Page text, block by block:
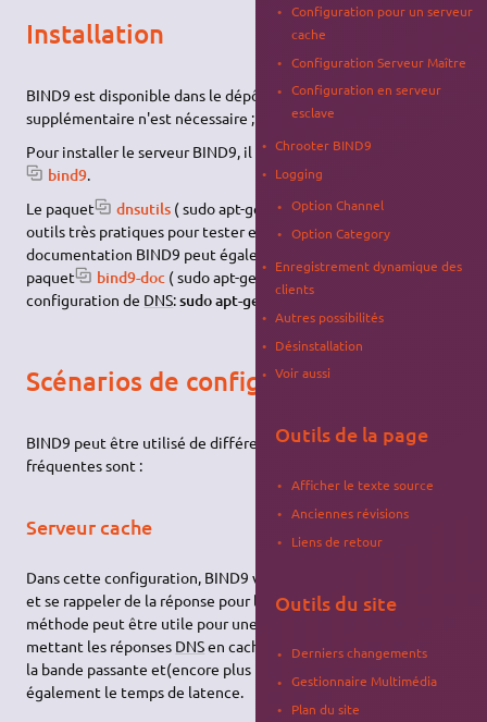
Installation
BIND9 est disponible dans le dépôt principal. Aucun dépôt
supplémentaire n'est nécessaire ;
Pour installer le serveur BIND9, il suffit d'installer le paquet
bind9.
Le paquet
dnsutils( sudo apt-get install dnsutils ) fournit des
outils très pratiques pour tester et débugger le service
documentation BIND9 peut également être trouvée dans le
paquet
bind9-doc ( sudo apt-get install bind9-doc ).
configuration de DNS:sudo apt-get install bind9
Scénarios de configuration
BIND9 peut être utilisé de différente façons , les plus
fréquentes sont :
Serveur cache
Dans cette configuration, BIND9 va effectuer les requêtes
et se rappeler de la réponse pour la prochaine requête. Cette
méthode peut être utile pour une connexion internet lente. En
mettant les réponses DNSen cache, on diminue l'utilisation de
la bande passante et(encore plus important) on réduit
également le temps de latence.
Configuration pour un serveur
cache
Configuration Serveur Maître
Configuration en serveur
esclave
Chrooter BIND9
Logging
Option Channel
Option Category
Enregistrement dynamique des
clients
Autres possibilités
Désinstallation
Voir aussi
Outils de la page
Afficher le texte source
Anciennes révisions
Liens de retour
Outils du site
Derniers changements
Gestionnaire Multimédia
Plan du site